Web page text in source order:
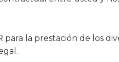
la prestación de los